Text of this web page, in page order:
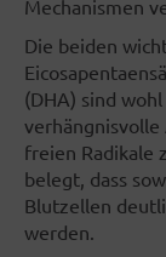
Mechanismen
Die beiden
(DHA) sind
freien Radikale
belegt, dass
Blutzellen
werden.